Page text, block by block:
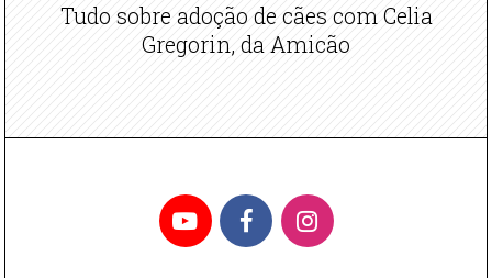
Tudo sobre adoção de cães com Celia
Gregorin, da Amicão
YouTubeFacebookInstagram